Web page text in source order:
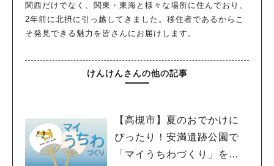
関西だけでなく、関東・東海と様々な場所に住んでおり、
2年前に北摂に引っ越してきました。移住者であるからこ
そ発見できる魅力を皆さんにお届けします。
けんけんさんの他の記事
【高槻市】夏のおでかけに
ぴったり！安満遺跡公園で
「マイうちわづくり」を開